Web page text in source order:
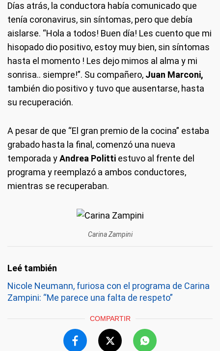
Días atrás, la conductora había comunicado que
tenía coronavirus, sin síntomas, pero que debía
aislarse. “Hola a todos! Buen día! Les cuento que mi
hisopado dio positivo, estoy muy bien, sin síntomas
hasta el momento ! Les dejo mimos al alma y mi
sonrisa.. siempre!”. Su compañero, Juan Marconi,
también dio positivo y tuvo que ausentarse, hasta
su recuperación.
A pesar de que “El gran premio de la cocina” estaba
grabado hasta la final, comenzó una nueva
temporada yAndrea Politti estuvo al frente del
programa y reemplazó a ambos conductores,
mientras se recuperaban.
Carina Zampini
Nicole Neumann, furiosa con el programa de Carina
Zampini: “Me parece una falta de respeto”
COMPARTIR